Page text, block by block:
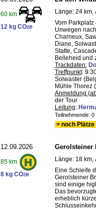
60 km
12 kg CO2e
Länge: 24 km,
Vom
Unwegen
Charneux,
Diane,
Statte,
Belleheid und
Trackdaten:
Treffpunkt:
Solwaster
Mühle Thorez
Anmeldung
der Tour
Leitung:
Teilnehmende:
> noch
12.09.2026
85 km
8 kg CO2e
Gerolsteiner
Länge: 18 km,
Eine Schleife
Gerolsteiner
sind einige
Das
erheblich